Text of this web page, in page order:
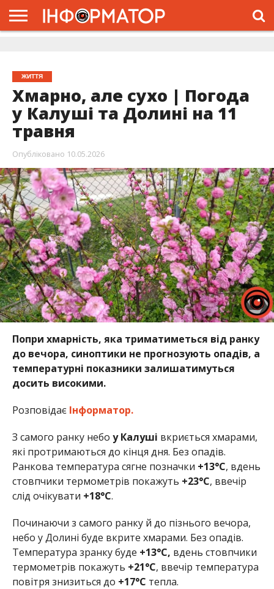
ЖИТТЯ
Хмарно, але сухо | Погода
у Калуші та Долині на 11
травня
Опубліковано 10.05.2026
Попри хмарність, яка триматиметься від ранку
до вечора, синоптики не прогнозують опадів, а
температурні показники залишатимуться
досить високими.
РозповідаєІнформатор.
З самого ранку небо у Калуші вкриється хмарами,
які протримаються до кінця дня. Без опадів.
Ранкова температура сягне позначки +13°C, вдень
стовпчики термометрів покажуть +23°C, ввечір
слід очікувати +18°C.
Починаючи з самого ранку й до пізнього вечора,
небо у Долині буде вкрите хмарами. Без опадів.
Температура зранку буде +13°C, вдень стовпчики
термометрів покажуть +21°C, ввечір температура
повітря знизиться до +17°C тепла.